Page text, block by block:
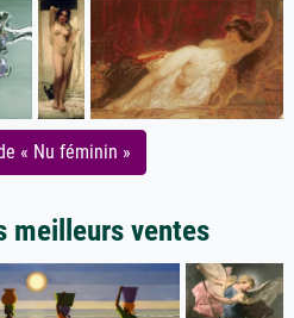
« Nu féminin »
meilleurs ventes